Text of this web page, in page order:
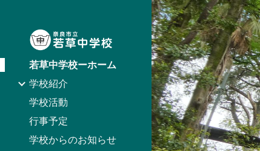
若草中学校ーホーム
学校紹介
学校活動
行事予定
学校からのお知らせ